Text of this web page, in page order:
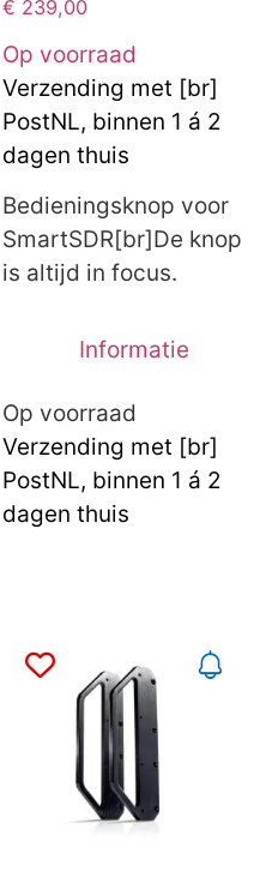
€ 239,00
Op voorraad
Verzending met [br]
PostNL, binnen 1 á 2
dagen thuis
Bedieningsknop voor
SmartSDR[br]De knop
is altijd in focus.
Informatie
Op voorraad
Verzending met [br]
PostNL, binnen 1 á 2
dagen thuis